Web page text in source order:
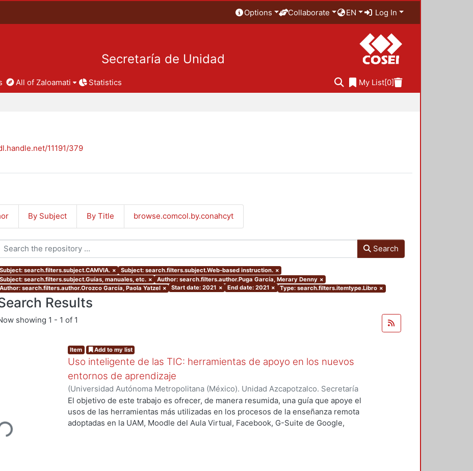
Options Collaborate EN Log In
Secretaría de Unidad
All of Zaloamati Statistics My List[0]
11191/379
By Subject By Title browse.comcol.by.conahcyt
Search
Subject: search.filters.subject.CAMVIA. × Subject: search.filters.subject.Web-based instruction. ×
Subject: search.filters.subject.Guías, manuales, etc. × Author: search.filters.author.Puga García, Merary Denny ×
Author: search.filters.author.Orozco García, Paola Yatzel × Start date: 2021 × End date: 2021 × Type: search.filters.itemtype.Libro ×
Results
showing 1 - 1 of 1
Item Add to my list
Uso inteligente de las TIC: herramientas de apoyo en los nuevos
entornos de aprendizaje
(Universidad Autónoma Metropolitana (México). Unidad Azcapotzalco. Secretaría
Académica.,2021) García Castro, María Beatriz;Orozco García, Paola Yatzel;Puga
García, Merary Denny;Martínez Morales, Mercedes Isabel;Alvarado Hernández,
Alejandra; Tarango de la Torre, Juan Carlos
El objetivo de este trabajo es ofrecer, de manera resumida, una guía que apoye el
usos de las herramientas más utilizadas en los procesos de la enseñanza remota
adoptadas en la UAM, Moodle del Aula Virtual, Facebook, G-Suite de Google,